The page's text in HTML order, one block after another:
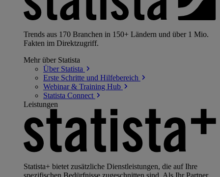
Trends aus 170 Branchen in 150+ Ländern und über 1 Mio.
Fakten im Direktzugriff.
Mehr über Statista
Über Statista
Erste Schritte und Hilfebereich
Webinar & Training Hub
Statista Connect
Leistungen
Statista+ bietet zusätzliche Dienstleistungen, die auf Ihre
spezifischen Bedürfnisse zugeschnitten sind. Als Ihr Partner